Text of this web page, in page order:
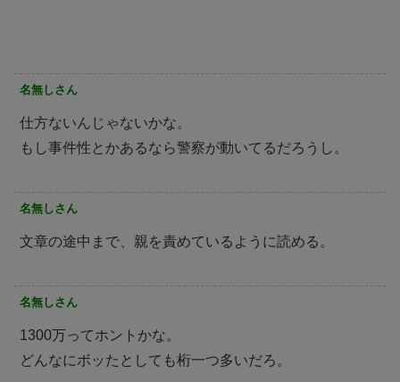
名無しさん
仕方ないんじゃないかな。
もし事件性とかあるなら警察が動いてるだろうし。
名無しさん
文章の途中まで、親を責めているように読める。
名無しさん
1300万ってホントかな。
どんなにボッたとしても桁一つ多いだろ。